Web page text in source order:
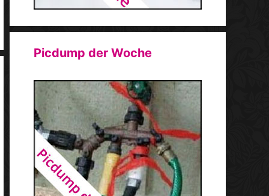
Picdump der Woche